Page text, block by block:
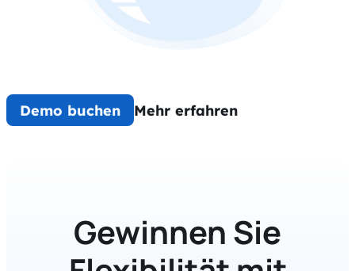
Demo buchen Mehr erfahren
Gewinnen Sie